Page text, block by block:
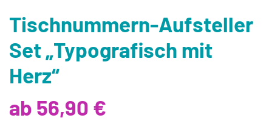
Tischnummern-Aufsteller
Set „Typografisch mit
Herz“
ab 56,90 €